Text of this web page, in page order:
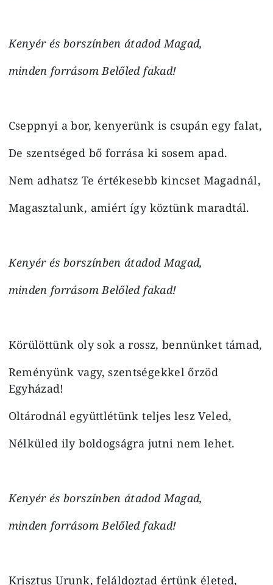
Kenyér és borszínben átadod Magad,
minden forrásom Belőled fakad!
Cseppnyi a bor, kenyerünk is csupán egy falat,
De szentséged bő forrása ki sosem apad.
Nem adhatsz Te értékesebb kincset Magadnál,
Magasztalunk, amiért így köztünk maradtál.
Kenyér és borszínben átadod Magad,
minden forrásom Belőled fakad!
Körülöttünk oly sok a rossz, bennünket támad,
Reményünk vagy, szentségekkel őrzöd
Egyházad!
Oltárodnál együttlétünk teljes lesz Veled,
Nélküled ily boldogságra jutni nem lehet.
Kenyér és borszínben átadod Magad,
minden forrásom Belőled fakad!
Krisztus Urunk, feláldoztad értünk életed,